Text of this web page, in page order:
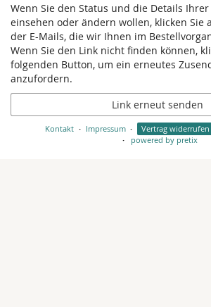
Wenn Sie den Status und die Details
einsehen oder ändern wollen, klicken Sie
der E-Mails, die wir Ihnen im
Wenn Sie den Link nicht finden können,
folgenden Button, um ein erneutes
anzufordern.
Link erneut senden
Kontakt Impressum Vertrag widerrufen
powered by pretix